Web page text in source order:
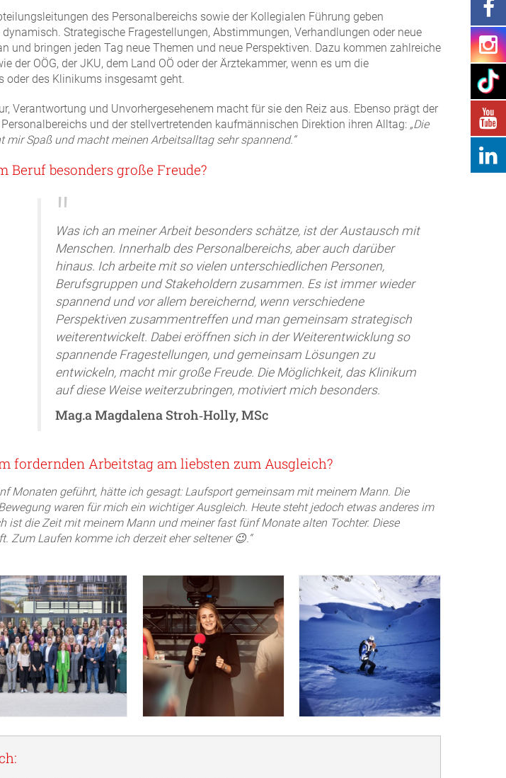
des Personalbereichs sowie der Kollegialen Führung geben
Strategische Fragestellungen, Abstimmungen, Verhandlungen oder neue
und bringen jeden Tag neue Themen und neue Perspektiven. Dazu kommen zahlreiche
der OÖG, der JKU, dem Land OÖ oder der Ärztekammer, wenn es um die
oder des Klinikums insgesamt geht.
Verantwortung und Unvorhergesehenem macht für sie den Reiz aus. Ebenso prägt der
und der stellvertretenden kaufmännischen Direktion ihren Alltag: „Die
Spaß und macht meinen Arbeitsalltag sehr spannend.“
Beruf besonders große Freude?
Was ich an meiner Arbeit besonders schätze, ist der Austausch mit
Menschen. Innerhalb des Personalbereichs, aber auch darüber
hinaus. Ich arbeite mit so vielen unterschiedlichen Personen,
Berufsgruppen und Stakeholdern zusammen. Es ist immer wieder
spannend und vor allem bereichernd, wenn verschiedene
Perspektiven zusammentreffen und man gemeinsam strategisch
weiterentwickelt. Dabei eröffnen sich in der Weiterentwicklung so
spannende Fragestellungen, und gemeinsam Lösungen zu
entwickeln, macht mir große Freude. Die Möglichkeit, das Klinikum
auf diese Weise weiterzubringen, motiviert mich besonders.
Mag.a Magdalena Stroh‑Holly, MSc
fordernden Arbeitstag am liebsten zum Ausgleich?
Monaten geführt, hätte ich gesagt: Laufsport gemeinsam mit meinem Mann. Die
waren für mich ein wichtiger Ausgleich. Heute steht jedoch etwas anderes im
ist die Zeit mit meinem Mann und meiner fast fünf Monate alten Tochter. Diese
Zum Laufen komme ich derzeit eher seltener 😉.“